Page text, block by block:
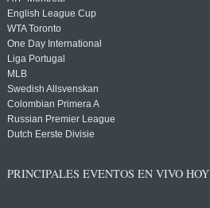
English League Cup
WTA Toronto
One Day International
Liga Portugal
MLB
Swedish Allsvenskan
Colombian Primera A
Russian Premier League
Dutch Eerste Divisie
PRINCIPALES EVENTOS EN VIVO HOY